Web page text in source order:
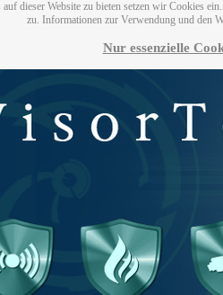
dieser Website zu bieten setzen wir Cookies
zu. Informationen zur Verwendung und den
Nur essenzielle